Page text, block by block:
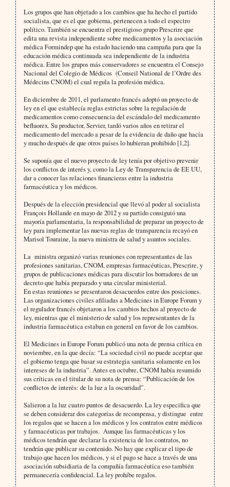
Los grupos que han objetado a los cambios que ha hecho el partido
socialista, que es el que gobierna, pertenecen a todo el espectro
político. También se encuentra el prestigioso grupo Prescrire que
edita una revista independiente sobre medicamentos y la asociación
médica Formindep que ha estado haciendo una campaña para que la
educación médica continuada sea independiente de la industria
médica. Entre los grupos más conservadores se encuentra el Consejo
Nacional del Colegio de Médicos (Conseil National de l’Ordre des
Médecins CNOM) el cual regula la profesión médica.
En diciembre de 2011, el parlamento francés adoptó un proyecto de
ley en el que establecía reglas estrictas sobre la regulación de
medicamentos como consecuencia del escándalo del medicamento
befluorex. Su productor, Servier, tardó varios años en retirar el
medicamento del mercado a pesar de la evidencia de daño que hacía
y mucho después de que otros países lo hubieran prohibido [1,2].
Se suponía que el nuevo proyecto de ley tenía por objetivo prevenir
los conflictos de interés y, como la Ley de Transparencia de EE UU,
dar a conocer las relaciones financieras entre la industria
farmacéutica y los médicos.
Después de la elección presidencial que llevó al poder al socialista
François Hollande en mayo de 2012 y su partido consiguió una
mayoría parlamentaria, la responsabilidad de preparar un proyecto de
ley para implementar las nuevas reglas de transparencia recayó en
Marisol Touraine, la nueva ministra de salud y asuntos sociales.
La ministra organizó varias reuniones con representantes de las
profesiones sanitarias, CNOM, empresas farmacéuticas, Prescrire, y
grupos de publicaciones médicas para discutir los borradores de un
decreto que había preparado y una circular ministerial.
En estas reuniones se presentaron desacuerdos entre dos posiciones.
Las organizaciones civiles afiliadas a Medicines in Europe Forum y
el regulador francés objetaron a los cambios hechos al proyecto de
ley, mientras que el ministerio de salud y los representantes de la
industria farmacéutica estaban en general en favor de los cambios.
El Medicines in Europe Forum publicó una nota de prensa crítica en
noviembre, en la que decía: “La sociedad civil no puede aceptar que
el gobierno tenga que basar su estrategia sanitaria solamente en los
intereses de la industria”. Antes en octubre, CNOM había resumido
sus críticas en el titular de su nota de prensa: “Publicación de los
conflictos de interés: de la luz a la oscuridad”.
Salieron a la luz cuatro puntos de desacuerdo. La ley especifica que
se deben considerar dos categorías de recompensa, y distingue entre
los regalos que se hacen a los médicos y los contratos entre médicos
y farmacéuticas por trabajos. Aunque las farmacéuticas y los
médicos tendrán que declarar la existencia de los contratos, no
tendrán que publicar su contenido. No hay que explicar el tipo de
trabajo que hacen los médicos, y si el pago se hace a través de una
asociación subsidiaria de la compañía farmacéutica eso también
permanecería confidencial. La ley prohíbe regalos.